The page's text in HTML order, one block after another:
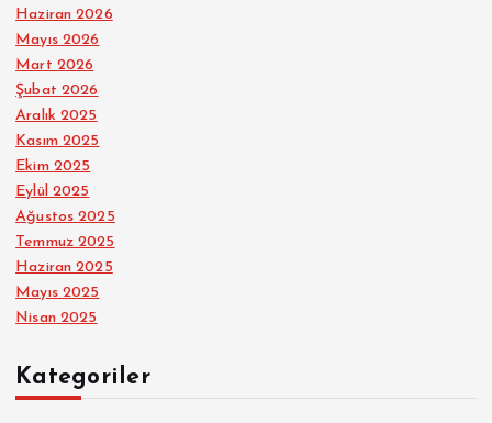
Haziran 2026
Mayıs 2026
Mart 2026
Şubat 2026
Aralık 2025
Kasım 2025
Ekim 2025
Eylül 2025
Ağustos 2025
Temmuz 2025
Haziran 2025
Mayıs 2025
Nisan 2025
Kategoriler